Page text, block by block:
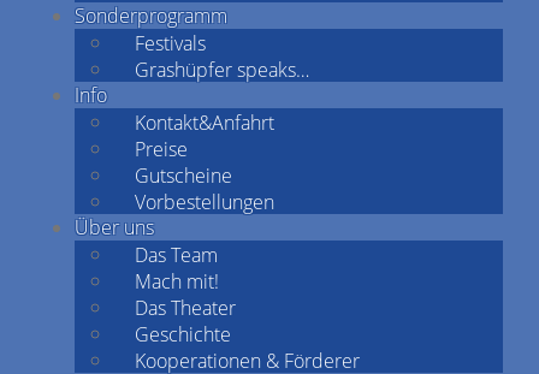
Sonderprogramm
Festivals
Grashüpfer speaks…
Info
Kontakt&Anfahrt
Preise
Gutscheine
Vorbestellungen
Über uns
Das Team
Mach mit!
Das Theater
Geschichte
Kooperationen & Förderer